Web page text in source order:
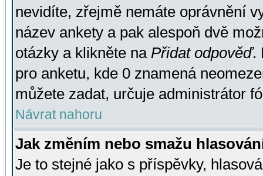
nevidíte, zřejmě nemáte oprávnění
název ankety a pak alespoň dvě
otázky a klikněte na Přidat odpověď.
pro anketu, kde 0 znamená
můžete zadat, určuje administrátor
Návrat nahoru
Jak změním nebo smažu
Je to stejné jako s příspěvky,